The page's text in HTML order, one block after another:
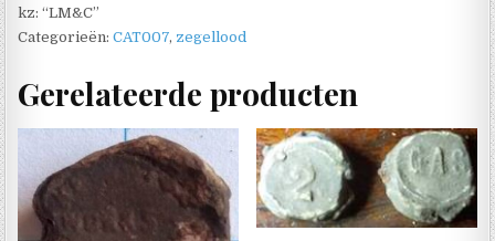
kz: “LM&C”
Categorieën:CAT007, zegellood
Gerelateerde producten